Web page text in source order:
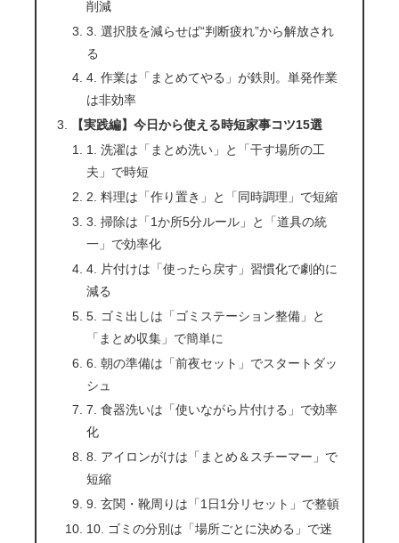
削減
3. 選択肢を減らせば“判断疲れ”から解放され
る
4. 作業は「まとめてやる」が鉄則。単発作業
は非効率
【実践編】今日から使える時短家事コツ15選
1. 洗濯は「まとめ洗い」と「干す場所の工
夫」で時短
2. 料理は「作り置き」と「同時調理」で短縮
3. 掃除は「1か所5分ルール」と「道具の統
一」で効率化
4. 片付けは「使ったら戻す」習慣化で劇的に
減る
5. ゴミ出しは「ゴミステーション整備」と
「まとめ収集」で簡単に
6. 朝の準備は「前夜セット」でスタートダッ
シュ
7. 食器洗いは「使いながら片付ける」で効率
化
8. アイロンがけは「まとめ＆スチーマー」で
短縮
9. 玄関・靴周りは「1日1分リセット」で整頓
10. ゴミの分別は「場所ごとに決める」で迷